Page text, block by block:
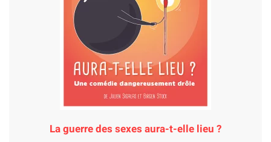
La guerre des sexes aura-t-elle lieu ?